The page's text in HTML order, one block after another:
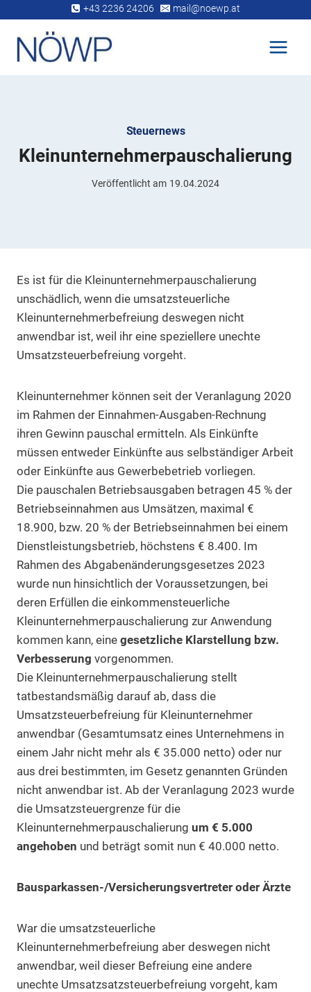
springen
+43 2236 24206 mail@noewp.at
Steuernews
Kleinunternehmerpauschalierung
Veröffentlicht am 19.04.2024
Es ist für die Kleinunternehmerpauschalierung
unschädlich, wenn die umsatzsteuerliche
Kleinunternehmerbefreiung deswegen nicht
anwendbar ist, weil ihr eine speziellere unechte
Umsatzsteuerbefreiung vorgeht.
Kleinunternehmer können seit der Veranlagung 2020
im Rahmen der Einnahmen-Ausgaben-Rechnung
ihren Gewinn pauschal ermitteln. Als Einkünfte
müssen entweder Einkünfte aus selbständiger Arbeit
oder Einkünfte aus Gewerbebetrieb vorliegen.
Die pauschalen Betriebsausgaben betragen 45 % der
Betriebseinnahmen aus Umsätzen, maximal €
18.900, bzw. 20 % der Betriebseinnahmen bei einem
Dienstleistungsbetrieb, höchstens € 8.400. Im
Rahmen des Abgabenänderungsgesetzes 2023
wurde nun hinsichtlich der Voraussetzungen, bei
deren Erfüllen die einkommensteuerliche
Kleinunternehmerpauschalierung zur Anwendung
kommen kann, eine gesetzliche Klarstellung bzw.
Verbesserung vorgenommen.
Die Kleinunternehmerpauschalierung stellt
tatbestandsmäßig darauf ab, dass die
Umsatzsteuerbefreiung für Kleinunternehmer
anwendbar (Gesamtumsatz eines Unternehmens in
einem Jahr nicht mehr als € 35.000 netto) oder nur
aus drei bestimmten, im Gesetz genannten Gründen
nicht anwendbar ist. Ab der Veranlagung 2023 wurde
die Umsatzsteuergrenze für die
Kleinunternehmerpauschalierung um € 5.000
angehoben und beträgt somit nun € 40.000 netto.
Bausparkassen-/Versicherungsvertreter oder Ärzte
War die umsatzsteuerliche
Kleinunternehmerbefreiung aber deswegen nicht
anwendbar, weil dieser Befreiung eine andere
unechte Umsatzsatzsteuerbefreiung vorgeht, kam